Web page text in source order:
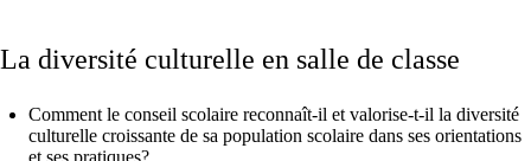
La diversité culturelle en salle de classe
Comment le conseil scolaire reconnaît-il et valorise-t-il la diversité
culturelle croissante de sa population scolaire dans ses orientations
et ses pratiques?